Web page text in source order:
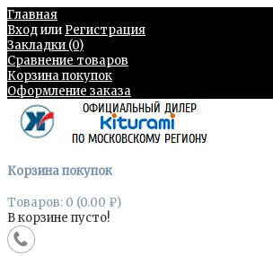
Главная
Входили Регистрация
Закладки (0)
Сравнение товаров
Корзина покупок
Оформление заказа
Корзина покупок
Товаров: 0 (0.00 ₽)
В корзине пусто!